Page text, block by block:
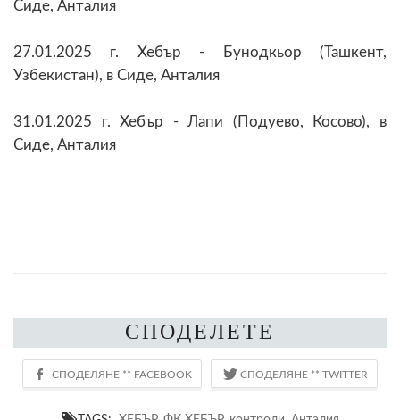
Сиде, Анталия
27.01.2025 г. Хебър - Бунодкьор (Ташкент,
Узбекистан), в Сиде, Анталия
31.01.2025 г. Хебър - Лапи (Подуево, Косово), в
Сиде, Анталия
СПОДЕЛЕТЕ